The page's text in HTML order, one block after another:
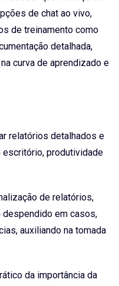
de chat ao vivo,
de treinamento como
detalhada,
curva de aprendizado e
relatórios detalhados e
produtividade
de relatórios,
em casos,
auxiliando na tomada
da importância da